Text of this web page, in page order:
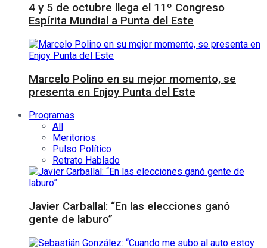
4 y 5 de octubre llega el 11º Congreso
Espírita Mundial a Punta del Este
Marcelo Polino en su mejor momento, se
presenta en Enjoy Punta del Este
Programas
All
Meritorios
Pulso Político
Retrato Hablado
Javier Carballal: “En las elecciones ganó
gente de laburo”